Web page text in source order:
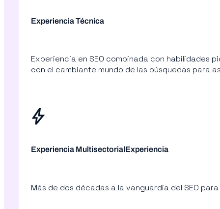
Experiencia Técnica
Experiencia en SEO combinada con habilidades
con el cambiante mundo de las búsquedas para
Experiencia MultisectorialExperiencia
Más de dos décadas a la vanguardia del SEO